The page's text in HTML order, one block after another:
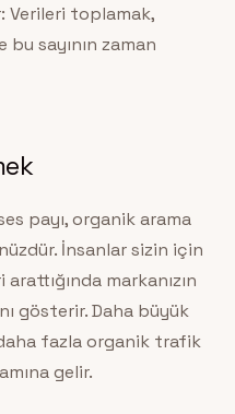
Verileri toplamak,
sayının zaman
payı, organik arama
İnsanlar sizin için
markanızın
gösterir. Daha büyük
fazla organik trafik
gelir.